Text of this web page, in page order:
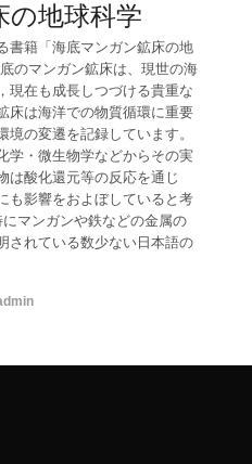
の地球科学
書籍「海底マンガン鉱床の地
のマンガン鉱床は、現世の海
現在も成長しつづける貴重な
床は海洋での物質循環に重要
の変遷を記録しています。
学・微生物学などからその実
は酸化還元等の反応を通じ
も影響をおよぼしていると考
マンガンや鉄などの金属の
されている数少ない日本語の